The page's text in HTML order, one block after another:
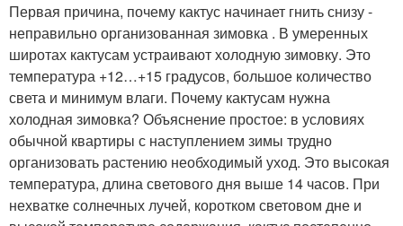
Первая причина, почему кактус начинает гнить снизу -
неправильно организованная зимовка . В умеренных
широтах кактусам устраивают холодную зимовку. Это
температура +12…+15 градусов, большое количество
света и минимум влаги. Почему кактусам нужна
холодная зимовка? Объяснение простое: в условиях
обычной квартиры с наступлением зимы трудно
организовать растению необходимый уход. Это высокая
температура, длина светового дня выше 14 часов. При
нехватке солнечных лучей, коротком световом дне и